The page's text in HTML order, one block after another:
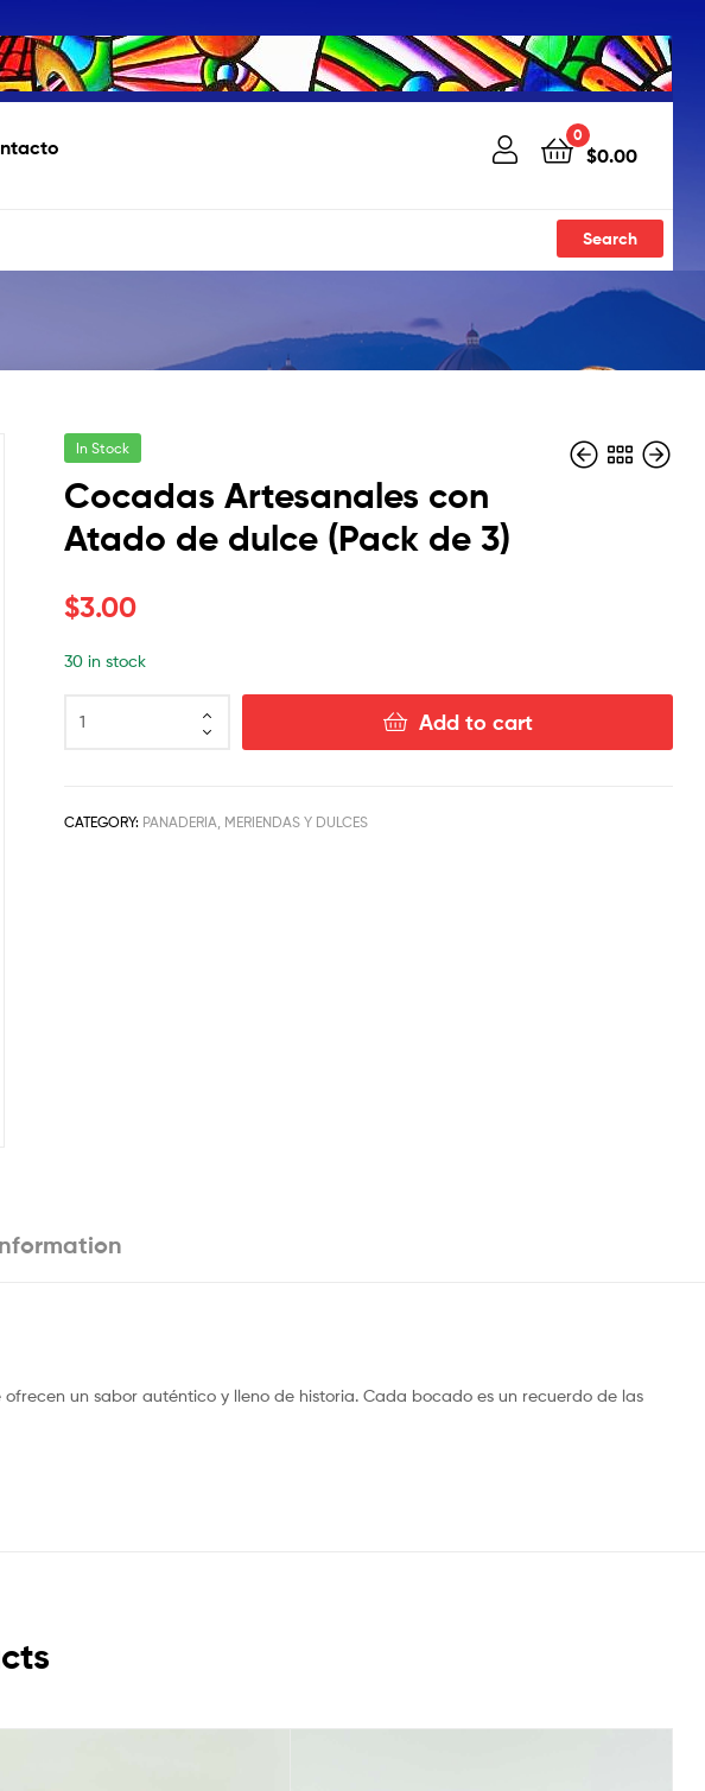
0
$0.00
Search
In Stock
Cocadas Artesanales con
Atado de dulce (Pack de 3)
$3.00
30 in stock
Add to cart
CATEGORY: PANADERIA, MERIENDAS Y DULCES
un sabor auténtico y lleno de historia. Cada bocado es un recuerdo de las